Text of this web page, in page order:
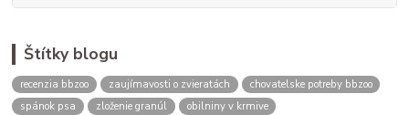
Štítky blogu
recenzia bbzoo zaujímavosti o zvieratách
chovatelske potreby bbzoo
spánok psa
zloženie granúl
obilniny v krmive